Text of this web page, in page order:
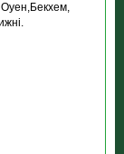
Оуен,Бекхем,